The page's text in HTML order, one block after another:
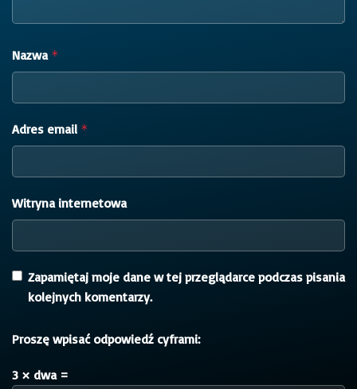
Nazwa *
Adres email *
Witryna internetowa
Zapamiętaj moje dane w tej przeglądarce podczas pisania
kolejnych komentarzy.
Proszę wpisać odpowiedź cyframi:
3 × dwa =